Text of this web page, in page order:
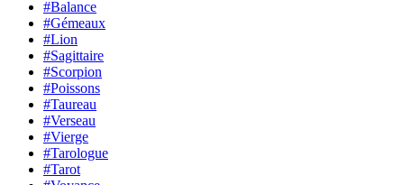
#Balance
#Gémeaux
#Lion
#Sagittaire
#Scorpion
#Poissons
#Taureau
#Verseau
#Vierge
#Tarologue
#Tarot